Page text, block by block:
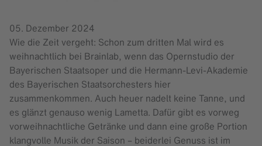
05. Dezember 2024
Wie die Zeit vergeht: Schon zum dritten Mal wird es
weihnachtlich bei Brainlab, wenn das Opernstudio der
Bayerischen Staatsoper und die Hermann-Levi-Akademie
des Bayerischen Staatsorchesters hier
zusammenkommen. Auch heuer nadelt keine Tanne, und
es glänzt genauso wenig Lametta. Dafür gibt es vorweg
vorweihnachtliche Getränke und dann eine große Portion
klangvolle Musik der Saison – beiderlei Genuss ist im